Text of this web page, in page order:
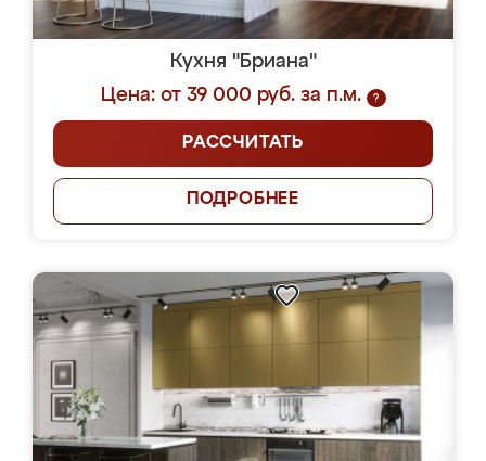
Кухня "Бриана"
Цена: от 39 000 руб. за п.м.
?
РАССЧИТАТЬ
ПОДРОБНЕЕ